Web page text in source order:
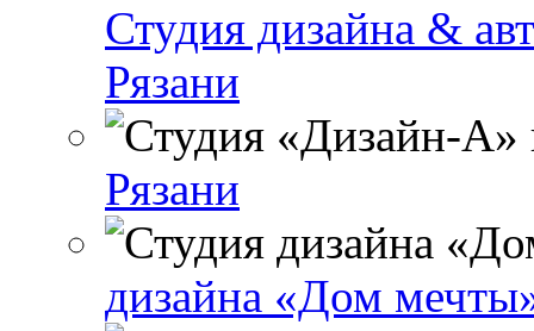
Студия дизайна &
Рязани
Рязани
дизайна «Дом